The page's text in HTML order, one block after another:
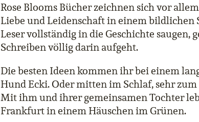
Rose Blooms Bücher zeichnen sich vor
Liebe und Leidenschaft in einem bildlichen
Leser vollständig in die Geschichte saugen,
Schreiben völlig darin aufgeht.
Die besten Ideen kommen ihr bei einem
Hund Ecki. Oder mitten im Schlaf, sehr
Mit ihm und ihrer gemeinsamen Tochter
Frankfurt in einem Häuschen im Grünen.